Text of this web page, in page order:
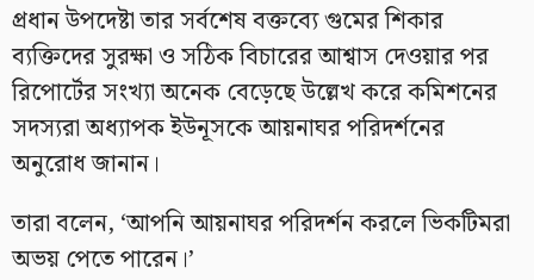
প্রধান উপদেষ্টা তার সর্বশেষ বক্তব্যে গুমের শিকার
ব্যক্তিদের সুরক্ষা ও সঠিক বিচারের আশ্বাস দেওয়ার পর
রিপোর্টের সংখ্যা অনেক বেড়েছে উল্লেখ করে কমিশনের
সদস্যরা অধ্যাপক ইউনূসকে আয়নাঘর পরিদর্শনের
অনুরোধ জানান।
তারা বলেন, ‘আপনি আয়নাঘর পরিদর্শন করলে ভিকটিমরা
অভয় পেতে পারেন।’